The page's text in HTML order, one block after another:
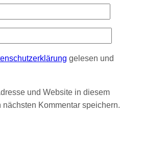
gelesen und
und Website in diesem
nächsten Kommentar speichern.